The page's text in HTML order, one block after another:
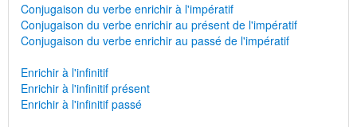
Conjugaison du verbe enrichir à l'impératif
Conjugaison du verbe enrichir au présent de l'impératif
Conjugaison du verbe enrichir au passé de l'impératif
Enrichir à l'infinitif
Enrichir à l'infinitif présent
Enrichir à l'infinitif passé